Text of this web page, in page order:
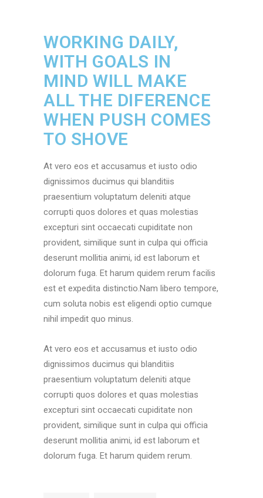
WORKING DAILY,
WITH GOALS IN
MIND WILL MAKE
ALL THE DIFERENCE
WHEN PUSH COMES
TO SHOVE
At vero eos et accusamus et iusto odio
dignissimos ducimus qui blanditiis
praesentium voluptatum deleniti atque
corrupti quos dolores et quas molestias
excepturi sint occaecati cupiditate non
provident, similique sunt in culpa qui officia
deserunt mollitia animi, id est laborum et
dolorum fuga. Et harum quidem rerum facilis
est et expedita distinctio.Nam libero tempore,
cum soluta nobis est eligendi optio cumque
nihil impedit quo minus.
At vero eos et accusamus et iusto odio
dignissimos ducimus qui blanditiis
praesentium voluptatum deleniti atque
corrupti quos dolores et quas molestias
excepturi sint occaecati cupiditate non
provident, similique sunt in culpa qui officia
deserunt mollitia animi, id est laborum et
dolorum fuga. Et harum quidem rerum.